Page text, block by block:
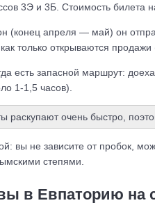
3Э и 3Б. Стоимость билета
(конец апреля — май) он
только открываются продажи
есть запасной маршрут:
1-1,5 часов).
раскупают очень быстро,
вы не зависите от пробок,
степями.
в Евпаторию на